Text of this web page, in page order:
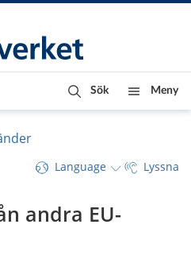
Sök Meny
Language Lyssna
andra EU-